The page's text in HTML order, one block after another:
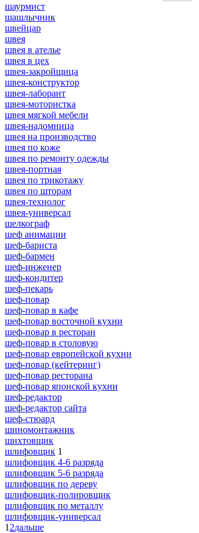
шаурмист
шашлычник
швейцар
швея
швея в ателье
швея в цех
швея-закройщица
швея-конструктор
швея-лаборант
швея-мотористка
швея мягкой мебели
швея-надомница
швея на производство
швея по коже
швея по ремонту одежды
швея-портная
швея по трикотажу
швея по шторам
швея-технолог
швея-универсал
шелкограф
шеф анимации
шеф-бариста
шеф-бармен
шеф-инженер
шеф-кондитер
шеф-пекарь
шеф-повар
шеф-повар в кафе
шеф-повар восточной кухни
шеф-повар в ресторан
шеф-повар в столовую
шеф-повар европейской кухни
шеф-повар (кейтеринг)
шеф-повар ресторана
шеф-повар японской кухни
шеф-редактор
шеф-редактор сайта
шеф-стюард
шиномонтажник
шихтовщик
шлифовщик 1
шлифовщик 4-6 разряда
шлифовщик 5-6 разряда
шлифовщик по дереву
шлифовщик-полировщик
шлифовщик по металлу
шлифовщик-универсал
1 2дальше